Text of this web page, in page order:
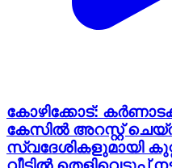
കോഴിക്കോട്:
കേസിൽ അറസ്റ്റ്
സ്വദേശികളുമായി